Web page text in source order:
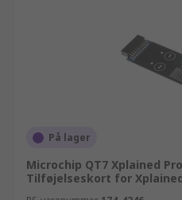
På lager
Microchip QT7 Xplained
Tilføjelseskort for Xplained